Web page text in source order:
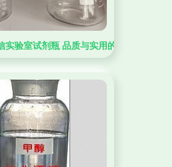
试剂牵出停产危机
实验室试剂瓶 品质与实用的完美结合